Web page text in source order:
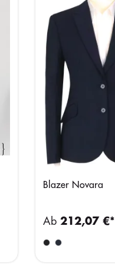
Blazer Novara
Ab 212,07 €*